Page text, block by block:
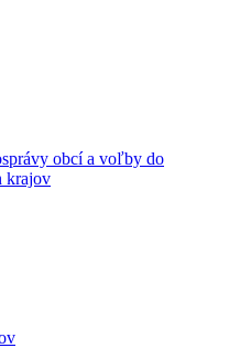
obcí a voľby do
krajov